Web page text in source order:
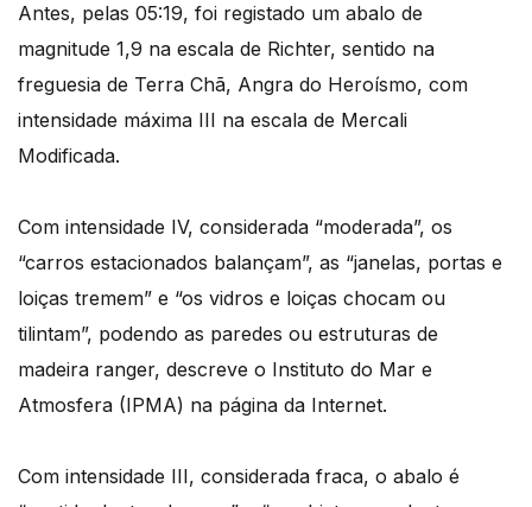
Antes, pelas 05:19, foi registado um abalo de
magnitude 1,9 na escala de Richter, sentido na
freguesia de Terra Chã, Angra do Heroísmo, com
intensidade máxima III na escala de Mercali
Modificada.
Com intensidade IV, considerada “moderada”, os
“carros estacionados balançam”, as “janelas, portas e
loiças tremem” e “os vidros e loiças chocam ou
tilintam”, podendo as paredes ou estruturas de
madeira ranger, descreve o Instituto do Mar e
Atmosfera (IPMA) na página da Internet.
Com intensidade III, considerada fraca, o abalo é